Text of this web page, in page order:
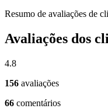
Resumo de avaliações de
Avaliações dos
4.8
156 avaliações
66 comentários